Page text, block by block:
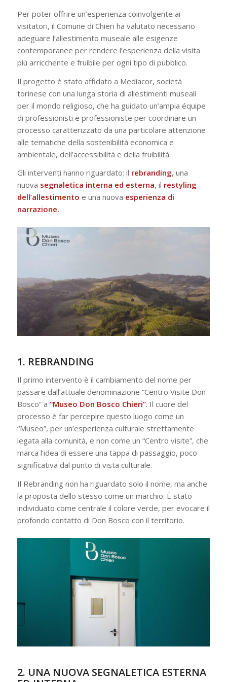
Per poter offrire un’esperienza coinvolgente ai
visitatori, il Comune di Chieri ha valutato necessario
adeguare l’allestimento museale alle esigenze
contemporanee per rendere l’esperienza della visita
più arricchente e fruibile per ogni tipo di pubblico.
Il progetto è stato affidato a Mediacor, società
torinese con una lunga storia di allestimenti museali
per il mondo religioso, che ha guidato un’ampia équipe
di professionisti e professioniste per coordinare un
processo caratterizzato da una particolare attenzione
alle tematiche della sostenibilità economica e
ambientale, dell’accessibilità e della fruibilità.
Gli interventi hanno riguardato: il rebranding, una
nuova segnaletica interna ed esterna, il restyling
dell’allestimento e una nuova esperienza di
narrazione.
1. REBRANDING
Il primo intervento è il cambiamento del nome per
passare dall’attuale denominazione “Centro Visite Don
Bosco” a “Museo Don Bosco Chieri”. Il cuore del
processo è far percepire questo luogo come un
“Museo”, per un’esperienza culturale strettamente
legata alla comunità, e non come un “Centro visite”, che
marca l’idea di essere una tappa di passaggio, poco
significativa dal punto di vista culturale.
Il Rebranding non ha riguardato solo il nome, ma anche
la proposta dello stesso come un marchio. È stato
individuato come centrale il colore verde, per evocare il
profondo contatto di Don Bosco con il territorio.
2. UNA NUOVA SEGNALETICA ESTERNA